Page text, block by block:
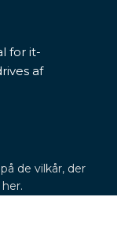
for it-
af
de vilkår, der